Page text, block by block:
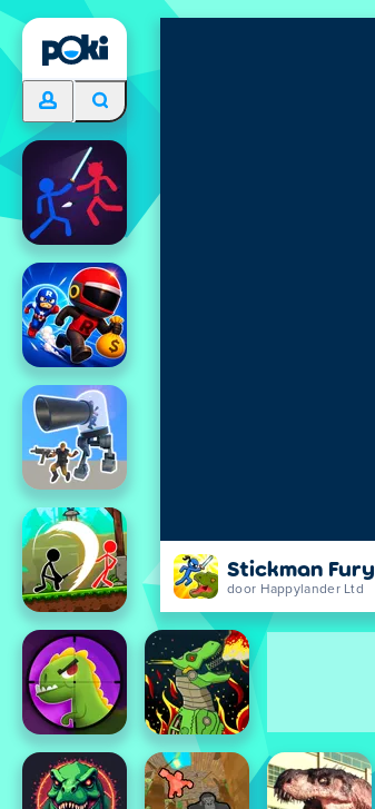
Stickman Fury
door Happylander Ltd